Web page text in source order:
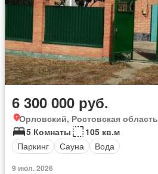
6 300 000 руб.
Орловский, Ростовская область
5 Комнаты
105 кв.м
Паркинг
Сауна Вода
9 июл. 2026